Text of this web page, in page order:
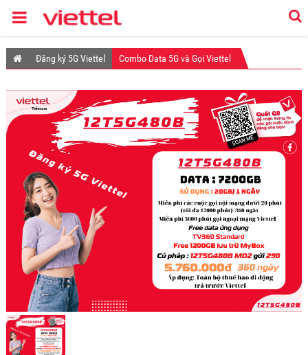
Đăng ký 5G Viettel Combo Data 5G và Gọi Viettel